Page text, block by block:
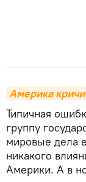
Америка
Типичная
группу
мировые дела
никакого
Америки. А в